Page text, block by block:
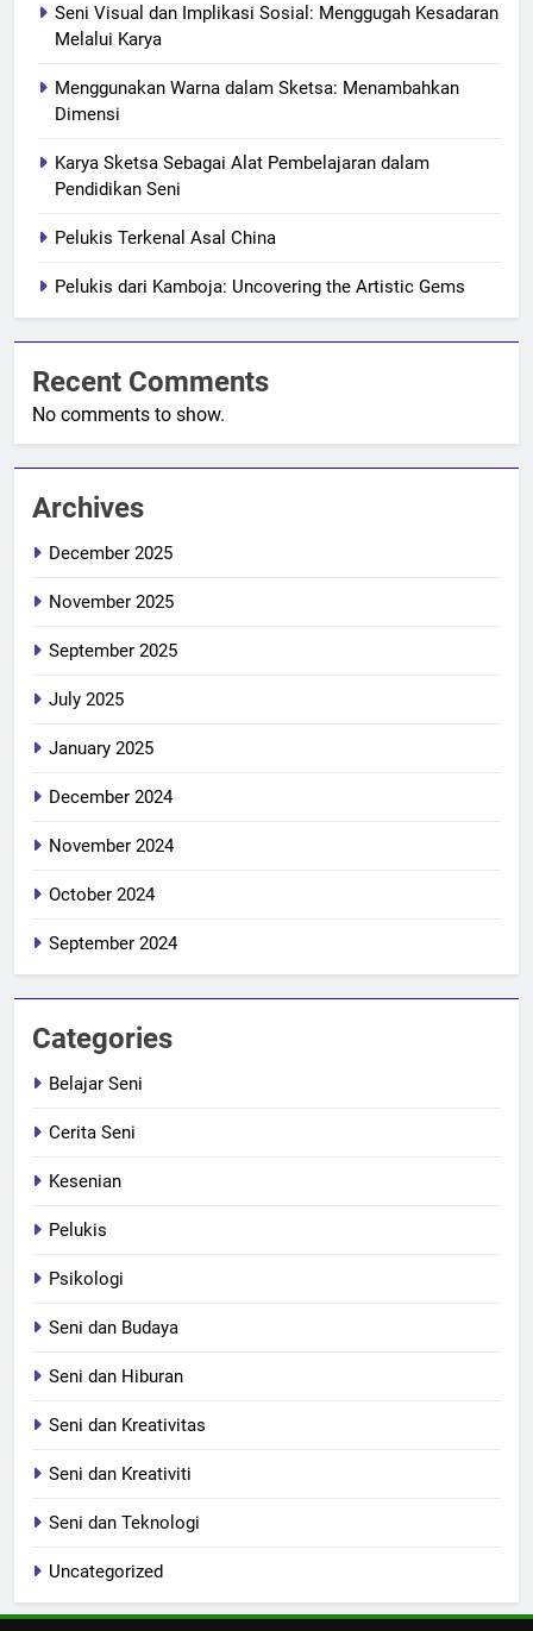
Seni Visual dan Implikasi Sosial: Menggugah Kesadaran
Melalui Karya
Menggunakan Warna dalam Sketsa: Menambahkan
Dimensi
Karya Sketsa Sebagai Alat Pembelajaran dalam
Pendidikan Seni
Pelukis Terkenal Asal China
Pelukis dari Kamboja: Uncovering the Artistic Gems
Recent Comments
No comments to show.
Archives
December 2025
November 2025
September 2025
July 2025
January 2025
December 2024
November 2024
October 2024
September 2024
Categories
Belajar Seni
Cerita Seni
Kesenian
Pelukis
Psikologi
Seni dan Budaya
Seni dan Hiburan
Seni dan Kreativitas
Seni dan Kreativiti
Seni dan Teknologi
Uncategorized